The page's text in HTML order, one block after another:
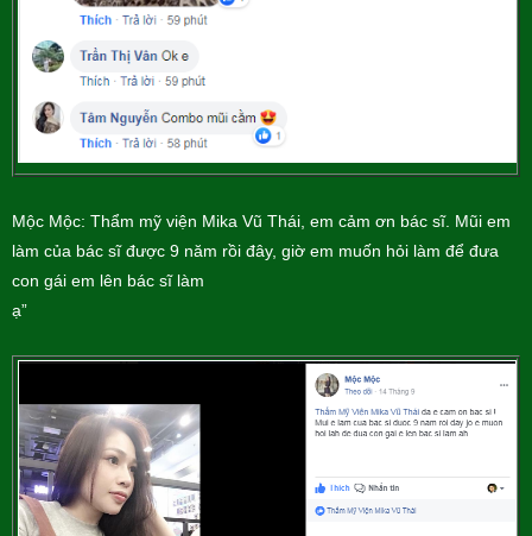
Mộc Mộc: Thẩm mỹ viện Mika Vũ Thái, em cảm ơn bác sĩ. Mũi em
làm của bác sĩ được 9 năm rồi đây, giờ em muốn hỏi làm để đưa
con gái em lên bác sĩ làm
ạ”